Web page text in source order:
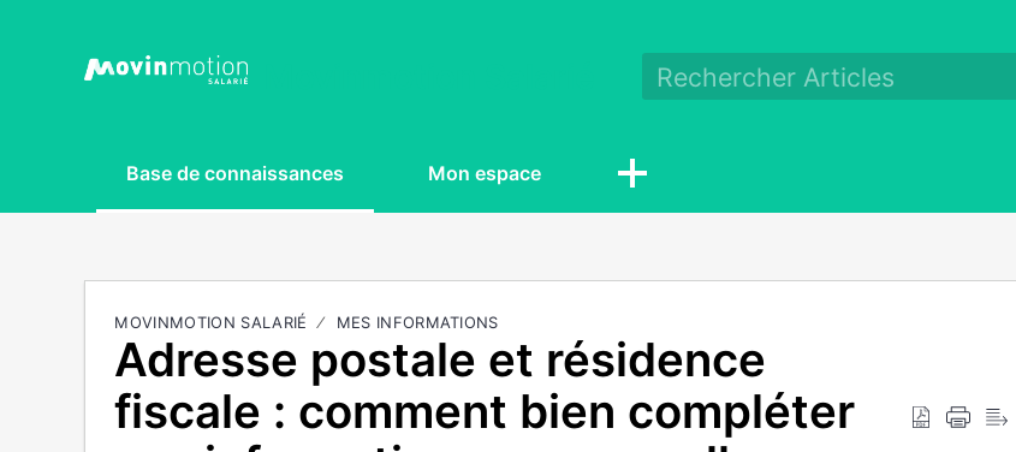
Base de connaissances Mon espace
MOVINMOTION SALARIÉ MES INFORMATIONS
Adresse postale et résidence
fiscale : comment bien compléter